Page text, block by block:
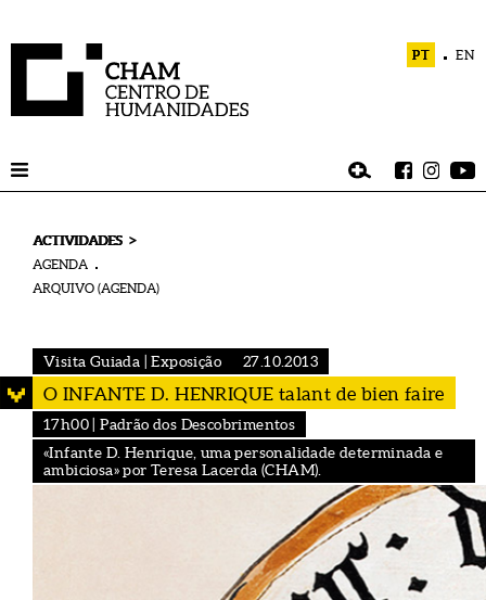
PT EN
ACTIVIDADES >
AGENDA
ARQUIVO (AGENDA)
Visita Guiada | Exposição 27.10.2013
O INFANTE D. HENRIQUE talant de bien faire
17h00 | Padrão dos Descobrimentos
«Infante D. Henrique, uma personalidade determinada e
ambiciosa» por Teresa Lacerda (CHAM).